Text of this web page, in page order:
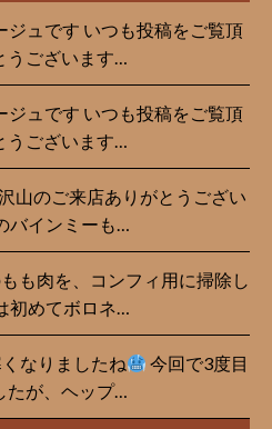
ュです︎ いつも投稿をご覧頂
うございます…
ュです︎ いつも投稿をご覧頂
うございます…
山のご来店ありがとうござい
バインミーも…
も肉を、コンフィ用に掃除し
初めてボロネ…
なりましたね
今回で3度目
たが、ヘップ…